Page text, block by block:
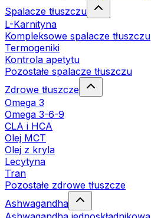
Spalacze tłuszczu
L-Karnityna
Kompleksowe spalacze tłuszczu
Termogeniki
Kontrola apetytu
Pozostałe spalacze tłuszczu
Zdrowe tłuszcze
Omega 3
Omega 3-6-9
CLA i HCA
Olej MCT
Olej z kryla
Lecytyna
Tran
Pozostałe zdrowe tłuszcze
Ashwagandha